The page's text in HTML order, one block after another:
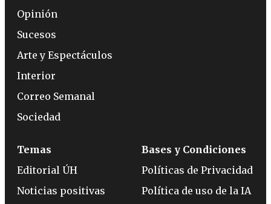
Opinión
Sucesos
Arte y Espectáculos
Interior
Correo Semanal
Sociedad
Temas
Editorial ÚH
Noticias positivas
Bases y Condiciones
Políticas de Privacidad
Política de uso de la IA